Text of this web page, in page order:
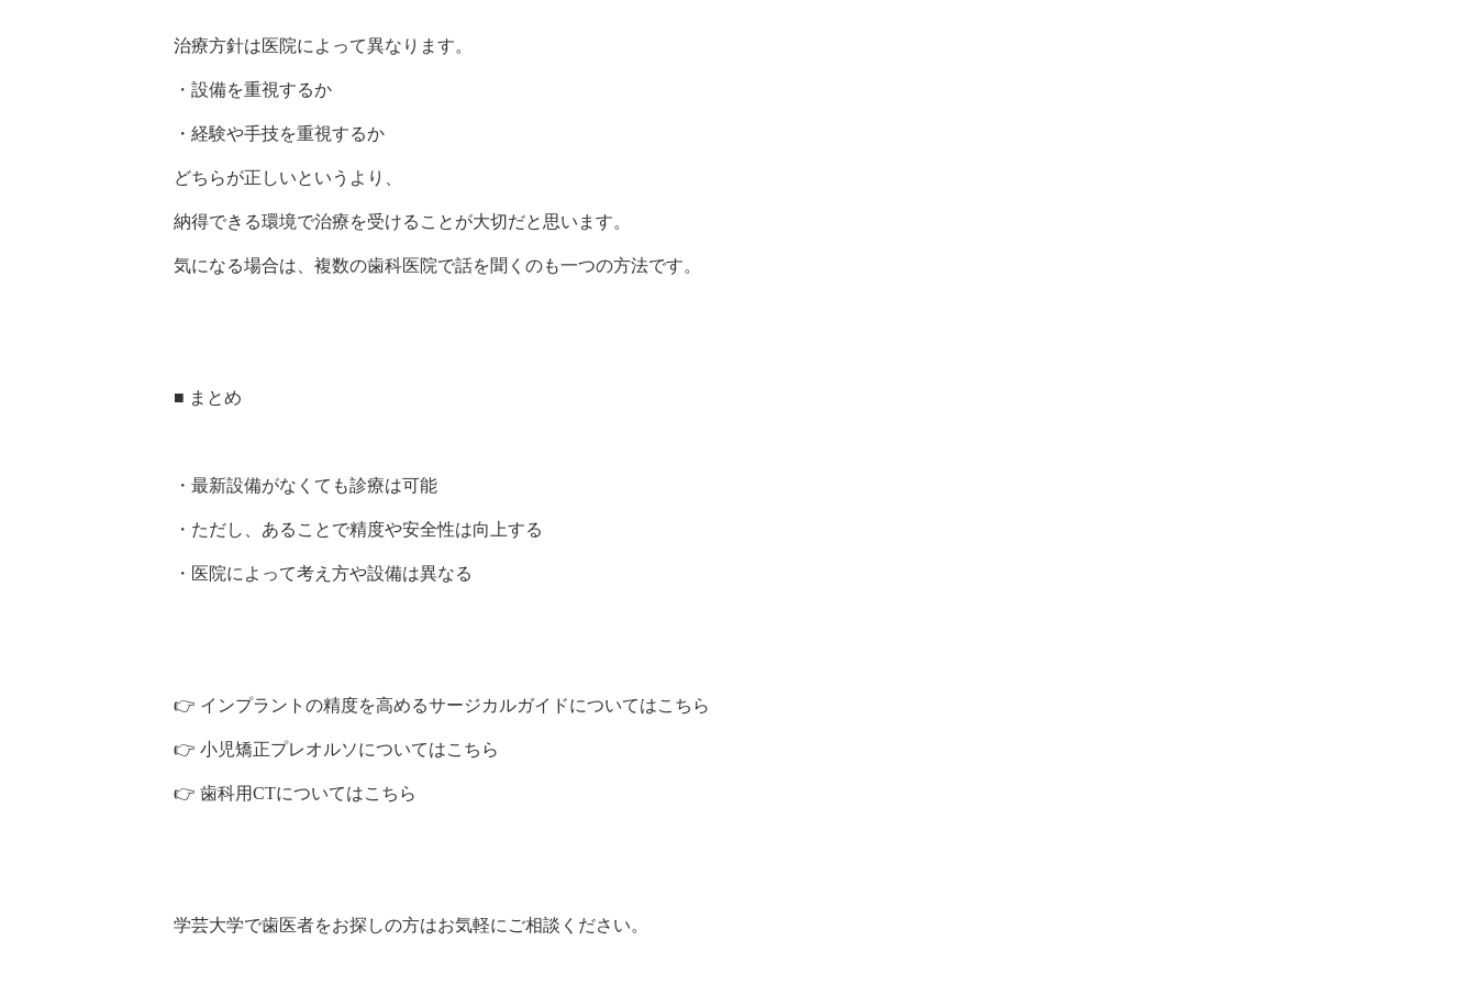
治療方針は医院によって異なります。
・設備を重視するか
・経験や手技を重視するか
どちらが正しいというより、
納得できる環境で治療を受けることが大切だと思います。
気になる場合は、複数の歯科医院で話を聞くのも一つの方法です。
■ まとめ
・最新設備がなくても診療は可能
・ただし、あることで精度や安全性は向上する
・医院によって考え方や設備は異なる
👉 インプラントの精度を高めるサージカルガイドについてはこちら
👉 小児矯正プレオルソについてはこちら
👉 歯科用CTについてはこちら
学芸大学で歯医者をお探しの方はお気軽にご相談ください。